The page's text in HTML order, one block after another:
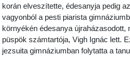
korán elveszítette, édesanyja pedig
vagyonból a pesti piarista
környékén édesanya újraházasodott,
püspök számtartója, Vigh Ignác lett.
jezsuita gimnáziumban folytatta a